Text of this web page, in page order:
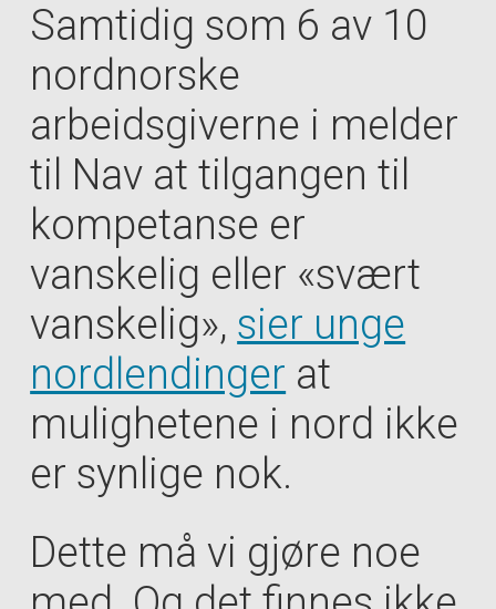
Samtidig som 6 av 10
nordnorske
arbeidsgiverne i melder
til Nav at tilgangen til
kompetanse er
vanskelig eller «svært
vanskelig», sier unge
nordlendinger at
mulighetene i nord ikke
er synlige nok.
Dette må vi gjøre noe